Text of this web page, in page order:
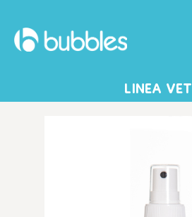
LINEA VET